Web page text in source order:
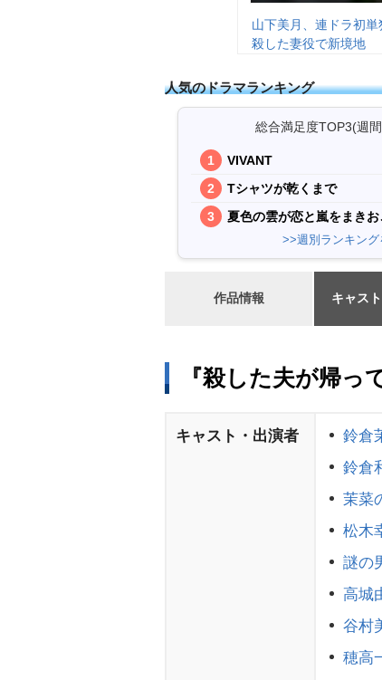
山下美月、連ドラ初
殺した妻役で新境地
人気のドラマランキング
総合満足度TOP3(週
VIVANT
Tシャツが乾くまで
夏色の雲が恋と嵐をまきお
>>週別ランキング
作品情報 キャス
『殺した夫が帰
キャスト・出演者
鈴倉
鈴倉
茉菜
松木
謎の
高城
谷村
穂高